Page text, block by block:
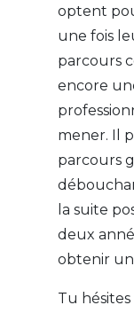
optent
une fois
parcours
encore
mener. Il
parcours
la suite
deux
obtenir un
Tu